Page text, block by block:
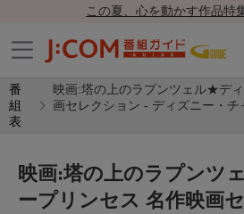
この夏、心を動かす作品特
番
組
表
映画:塔の上のラプンツェル★デ
画セレクション - ディズニー・チ
映画:塔の上のラプンツ
ープリンセス 名作映画